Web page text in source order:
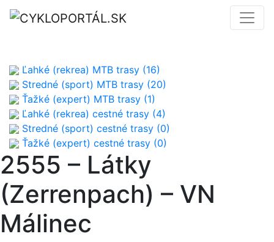
Ľahké (rekrea) MTB trasy (16)
Stredné (sport) MTB trasy (20)
Ťažké (expert) MTB trasy (1)
Ľahké (rekrea) cestné trasy (4)
Stredné (sport) cestné trasy (0)
Ťažké (expert) cestné trasy (0)
2555 – Látky
(Zerrenpach) – VN
Málinec